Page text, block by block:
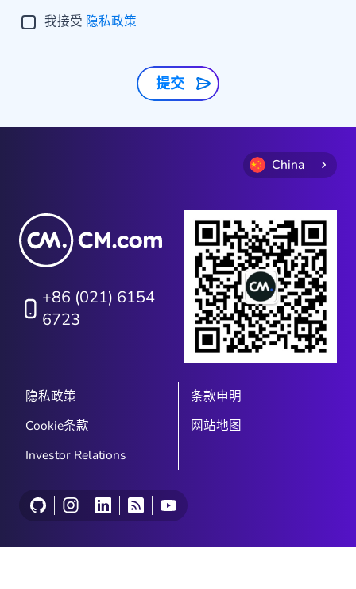
我接受 隐私政策
提交
China
+86 (021) 6154
6723
隐私政策
条款申明
Cookie条款
网站地图
Investor Relations